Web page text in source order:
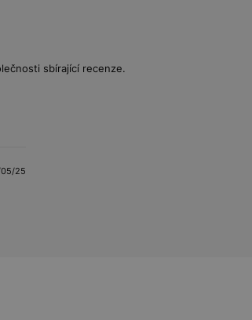
sbírající recenze.
25